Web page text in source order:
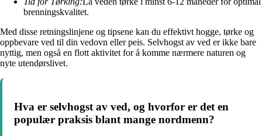
brenningskvalitet.
Med disse retningslinjene og tipsene kan du effektivt hogge, tørke og
oppbevare ved til din vedovn eller peis. Selvhogst av ved er ikke bare
nyttig, men også en flott aktivitet for å komme nærmere naturen og
nyte utendørslivet.
Hva er selvhogst av ved, og hvorfor er det en
populær praksis blant mange nordmenn?